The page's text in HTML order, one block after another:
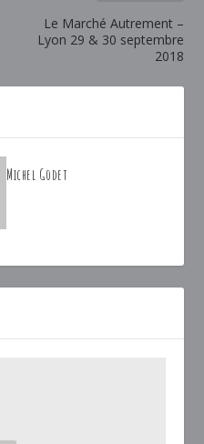
Le Marché Autrement –
Lyon 29 & 30 septembre
2018
Michel Godet